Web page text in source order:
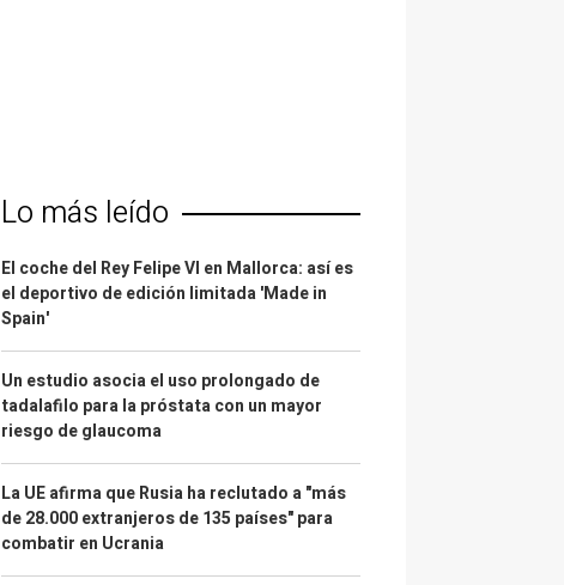
Lo más leído
El coche del Rey Felipe VI en Mallorca: así es
el deportivo de edición limitada 'Made in
Spain'
Un estudio asocia el uso prolongado de
tadalafilo para la próstata con un mayor
riesgo de glaucoma
La UE afirma que Rusia ha reclutado a "más
de 28.000 extranjeros de 135 países" para
combatir en Ucrania